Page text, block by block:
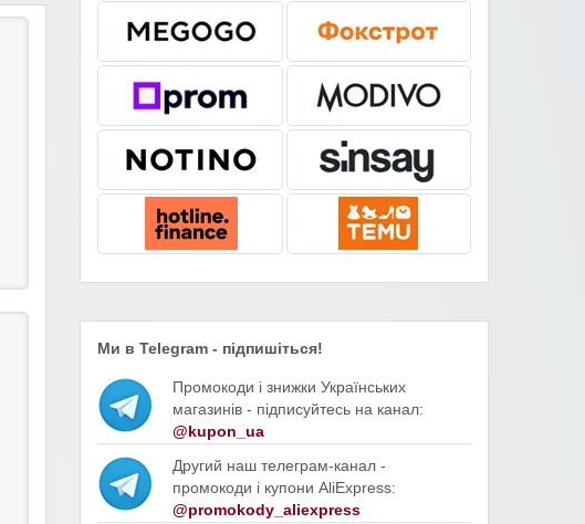
Ми в Telegram - підпишіться!
Промокоди і знижки Українських
магазинів - підписуйтесь на канал:
@kupon_ua
Другий наш телеграм-канал -
промокоди і купони AliExpress:
@promokody_aliexpress